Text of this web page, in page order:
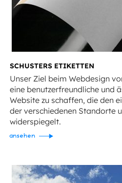
SCHUSTERS ETIKETTEN
Unser Ziel beim Webdesign
eine benutzerfreundliche und
Website zu schaffen, die den
der verschiedenen Standorte
widerspiegelt.
ansehen